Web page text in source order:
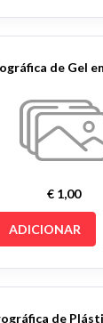
de Gel
€ 1,00
ADICIONAR
de